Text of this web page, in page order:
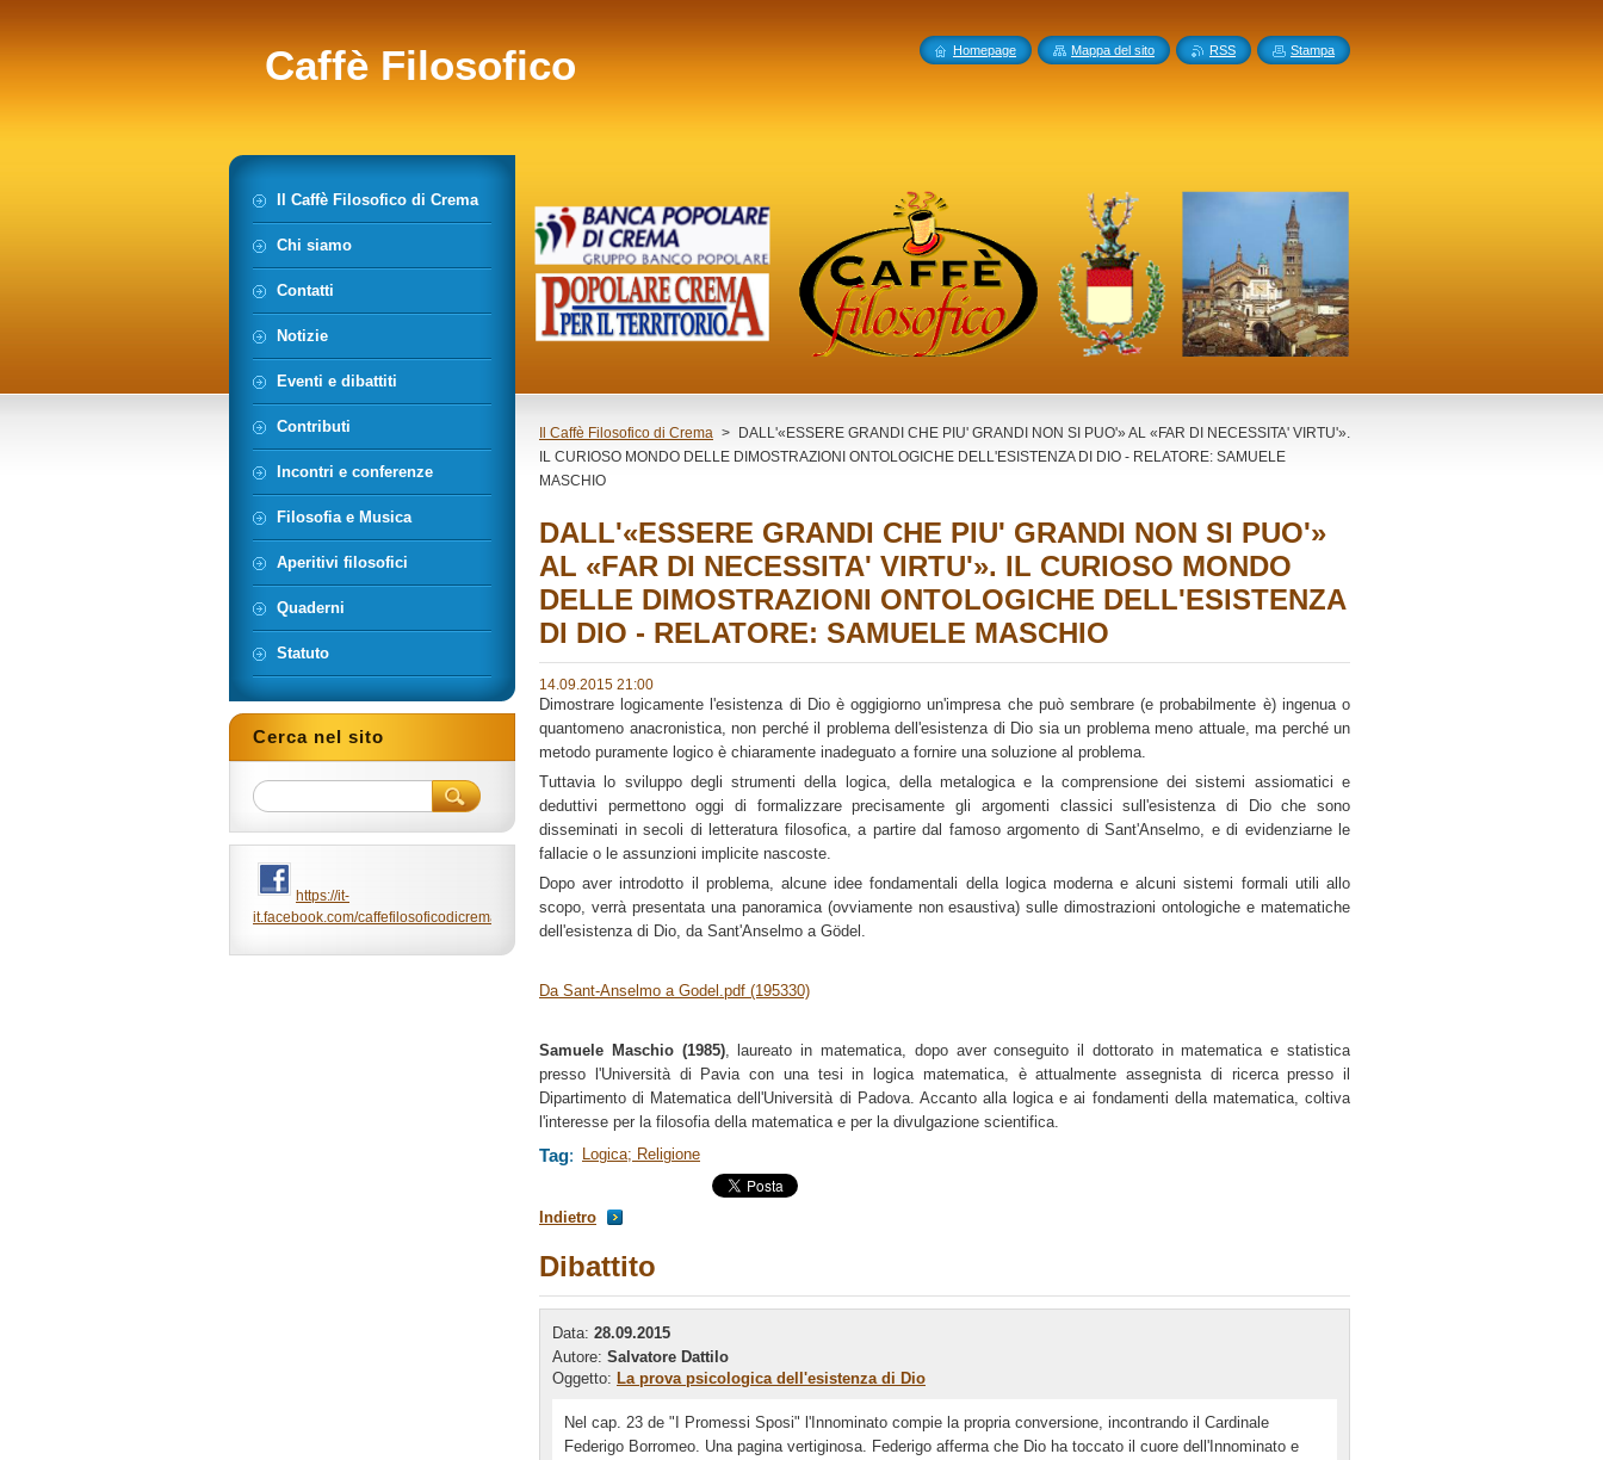
Caffè Filosofico
Il Caffè Filosofico di Crema >
DALL'«ESSERE GRANDI CHE PIU' GRANDI NON SI PUO'» AL «FAR DI NECESSITA' VIRTU'».
IL CURIOSO MONDO DELLE DIMOSTRAZIONI ONTOLOGICHE DELL'ESISTENZA DI DIO - RELATORE: SAMUELE
MASCHIO
DALL'«ESSERE GRANDI CHE PIU' GRANDI NON SI PUO'»
AL «FAR DI NECESSITA' VIRTU'». IL CURIOSO MONDO
DELLE DIMOSTRAZIONI ONTOLOGICHE DELL'ESISTENZA
DI DIO - RELATORE: SAMUELE MASCHIO
14.09.2015 21:00
Dimostrare logicamente l'esistenza di Dio è oggigiorno un'impresa che può sembrare (e probabilmente è) ingenua o
quantomeno anacronistica, non perché il problema dell'esistenza di Dio sia un problema meno attuale, ma perché un
metodo puramente logico è chiaramente inadeguato a fornire una soluzione al problema.
Tuttavia lo sviluppo degli strumenti della logica, della metalogica e la comprensione dei sistemi assiomatici e
deduttivi permettono oggi di formalizzare precisamente gli argomenti classici sull'esistenza di Dio che sono
disseminati in secoli di letteratura filosofica, a partire dal famoso argomento di Sant'Anselmo, e di evidenziarne le
fallacie o le assunzioni implicite nascoste.
Dopo aver introdotto il problema, alcune idee fondamentali della logica moderna e alcuni sistemi formali utili allo
scopo, verrà presentata una panoramica (ovviamente non esaustiva) sulle dimostrazioni ontologiche e matematiche
dell'esistenza di Dio, da Sant'Anselmo a Gödel.
Da Sant-Anselmo a Godel.pdf (195330)
Samuele Maschio (1985), laureato in matematica, dopo aver conseguito il dottorato in matematica e statistica
presso l'Università di Pavia con una tesi in logica matematica, è attualmente assegnista di ricerca presso il
Dipartimento di Matematica dell'Università di Padova. Accanto alla logica e ai fondamenti della matematica, coltiva
l'interesse per la filosofia della matematica e per la divulgazione scientifica.
Tag: Logica; Religione
Indietro
Dibattito
Data: 28.09.2015
Autore: Salvatore Dattilo
Oggetto: La prova psicologica dell'esistenza di Dio
Nel cap. 23 de "I Promessi Sposi" l'Innominato compie la propria conversione, incontrando il Cardinale
Federigo Borromeo. Una pagina vertiginosa. Federigo afferma che Dio ha toccato il cuore dell'Innominato e
Il Caffè Filosofico di Crema
Chi siamo
Contatti
Notizie
Eventi e dibattiti
Contributi
Incontri e conferenze
Filosofia e Musica
Aperitivi filosofici
Quaderni
Statuto
Cerca nel sito
https://it-
it.facebook.com/caffefilosoficodicrema/
Homepage Mappa del sito RSS Stampa